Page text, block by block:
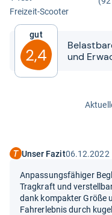
Frei­zeit-​Scoo­ter
Gut
2,4
und
Unser Fazit06.12.2022
Anpassungsfähiger
Tragkraft und
dank kompakter Größe
Fahrerlebnis durch